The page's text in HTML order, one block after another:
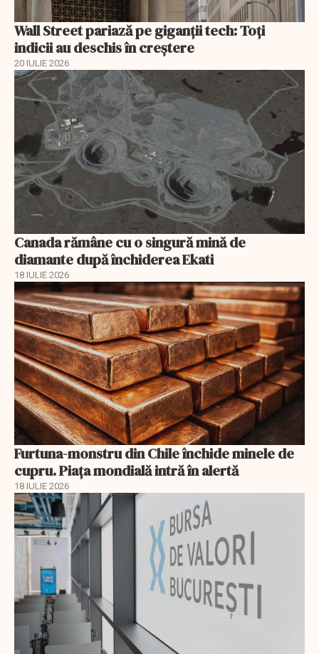
Wall Street pariază pe giganții tech: Toți
indicii au deschis în creștere
20 IULIE 2026
Canada rămâne cu o singură mină de
diamante după închiderea Ekati
18 IULIE 2026
Furtuna-monstru din Chile închide minele de
cupru. Piața mondială intră în alertă
18 IULIE 2026